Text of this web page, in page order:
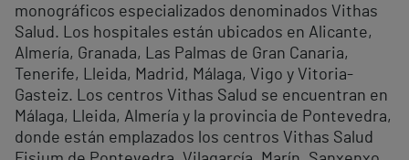
monográficos especializados denominados Vithas
Salud. Los hospitales están ubicados en Alicante,
Almería, Granada, Las Palmas de Gran Canaria,
Tenerife, Lleida, Madrid, Málaga, Vigo y Vitoria-
Gasteiz. Los centros Vithas Salud se encuentran en
Málaga, Lleida, Almería y la provincia de Pontevedra,
donde están emplazados los centros Vithas Salud